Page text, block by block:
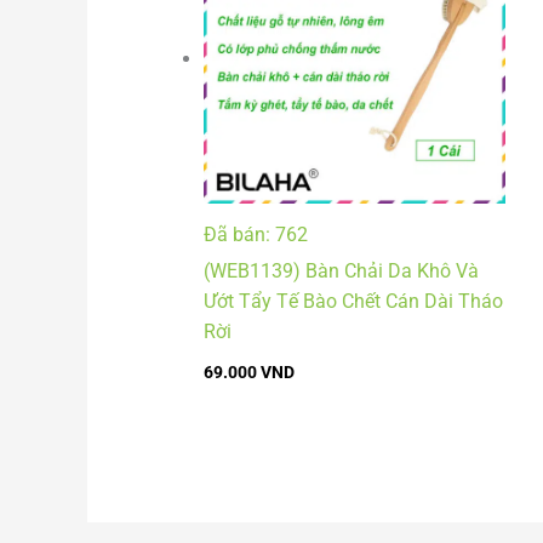
Đã bán: 762
(WEB1139) Bàn Chải Da Khô Và
Ướt Tẩy Tế Bào Chết Cán Dài Tháo
Rời
69.000VND